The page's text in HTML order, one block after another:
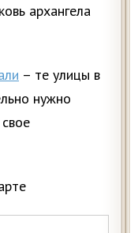
архангела
– те улицы в
нужно